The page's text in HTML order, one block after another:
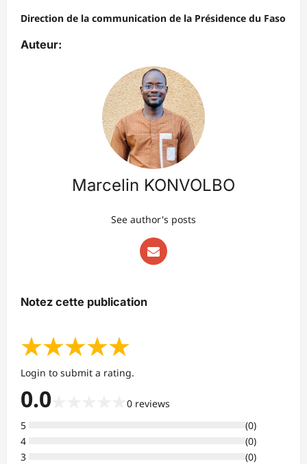
Direction de la communication de la Présidence du Faso
Auteur:
Marcelin KONVOLBO
See author's posts
Notez cette publication
★★★★★
Login to submit a rating.
0.0 0 reviews
5
(0)
4
(0)
3
(0)